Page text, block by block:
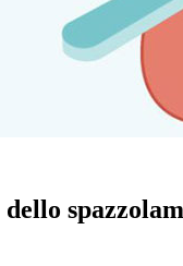
dello